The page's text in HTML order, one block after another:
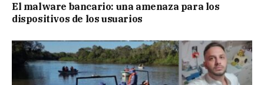
El malware bancario: una amenaza para los
dispositivos de los usuarios